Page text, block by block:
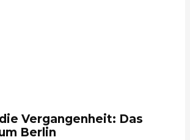
Vergangenheit: Das
Berlin